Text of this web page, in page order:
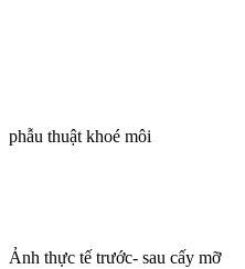
phẫu thuật khoé môi
Ảnh thực tế trước- sau cấy mỡ